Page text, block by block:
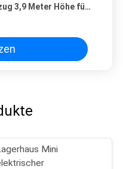
3,9 Meter Höhe für
Mini